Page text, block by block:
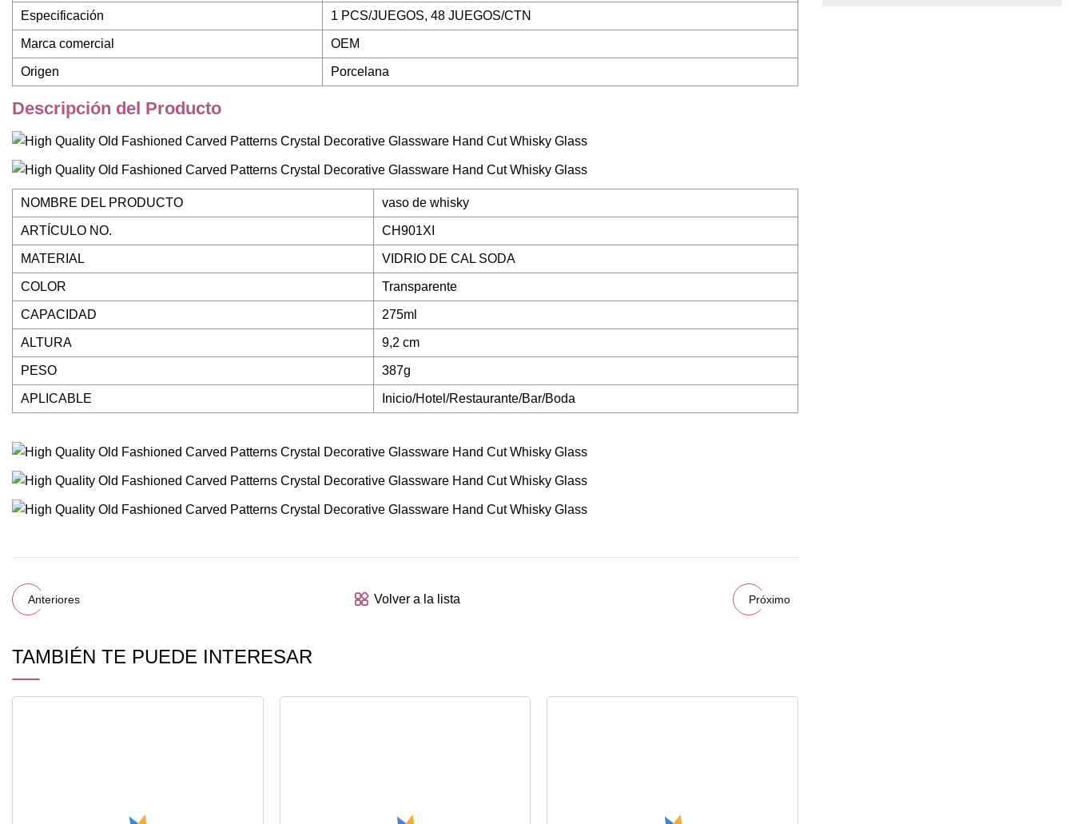
Especificación 1 PCS/JUEGOS, 48 JUEGOS/CTN
Marca comercial OEM
Origen Porcelana
Descripción del Producto
NOMBRE DEL PRODUCTO vaso de whisky
ARTÍCULO NO. CH901XI
MATERIAL VIDRIO DE CAL SODA
COLOR Transparente
CAPACIDAD 275ml
ALTURA 9,2 cm
PESO 387g
APLICABLE Inicio/Hotel/Restaurante/Bar/Boda
Anteriores Volver a la lista Próximo
TAMBIÉN TE PUEDE INTERESAR